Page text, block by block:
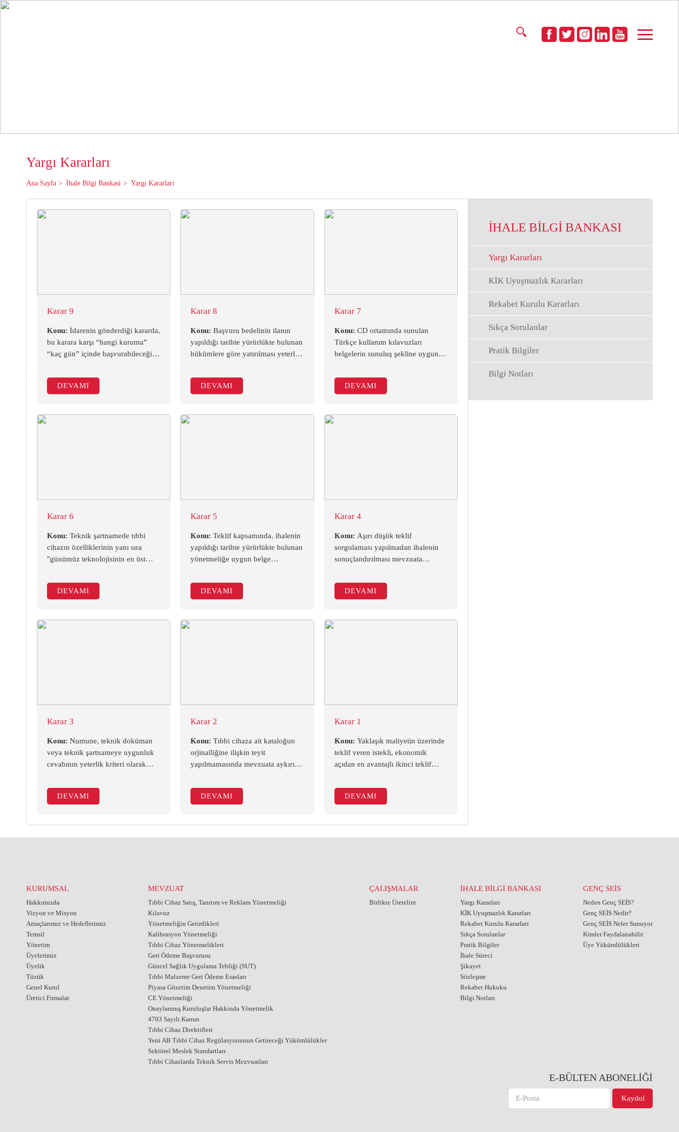
Yargı Kararları
Ana Sayfa İhale Bilgi Bankasi Yargı Kararları
Karar 9
Konu: İdarenin gönderdiği kararda,
bu karara karşı “hangi kuruma”
“kaç gün” içinde başvurabileceğine
nedir? (Mahkeme Kararı -Danıştay
DEVAMI
Karar 8
Konu: Başvuru bedelinin ilanın
yapıldığı tarihte yürürlükte bulunan
hükümlere göre yatırılması yeterli
DANIŞTAY)
DEVAMI
Karar 7
Konu: CD ortamında sunulan
Türkçe kullanım kılavuzları
belgelerin sunuluş şekline uygun
DANIŞTAY)
DEVAMI
Karar 6
Konu: Teknik şartnamede tıbbi
cihazın özelliklerinin yanı sıra
"günümüz teknolojisinin en üst
ekipman" ifadelerinin bulunması
ihalenin iptaline yol açar mı?
DEVAMI
Karar 5
Konu: Teklif kapsamında, ihalenin
yapıldığı tarihte yürürlükte bulunan
yönetmeliğe uygun belge
bulunmamaktadır. (Mahkeme
Kararı-DANIŞTAY)
DEVAMI
Karar 4
Konu: Aşırı düşük teklif
sorgulaması yapılmadan ihalenin
sonuçlandırılması mevzuata
MAHKEMESİ)
DEVAMI
Karar 3
Konu: Numune, teknik doküman
veya teknik şartnameye uygunluk
cevabının yeterlik kriteri olarak
uygunluk değerlendirmesi
tekliflerin değerlendirilmesi
DEVAMI
Karar 2
Konu: Tıbbi cihaza ait kataloğun
orjinalliğine ilişkin teyit
yapılmamasında mevzuata aykırılık
Kararı-DANIŞTAY)
DEVAMI
Karar 1
Konu: Yaklaşık maliyetin üzerinde
teklif veren istekli, ekonomik
açıdan en avantajlı ikinci teklif
başvuru ehliyeti vardır. (Mahkeme
Kararı-İDARE MAHKEMESİ)
DEVAMI
İHALE BİLGİ BANKASI
Yargı Kararları
KİK Uyuşmazlık Kararları
Rekabet Kurulu Kararları
Sıkça Sorulanlar
Pratik Bilgiler
Bilgi Notları
KURUMSAL
Hakkımızda
Vizyon ve Misyon
Amaçlarımız ve Hedeflerimiz
Temsil
Yönetim
Üyelerimiz
Üyelik
Tüzük
Genel Kurul
Üretici Firmalar
MEVZUAT
Tıbbi Cihaz Satış, Tanıtım ve Reklam Yönetmeliği
Kılavuz
Yönetmeliğin Getirdikleri
Kalibrasyon Yönetmeliği
Tıbbi Cihaz Yönetmelikleri
Geri Ödeme Başvurusu
Güncel Sağlık Uygulama Tebliği (SUT)
Tıbbi Malzeme Geri Ödeme Esasları
Piyasa Gözetim Denetim Yönetmeliği
CE Yönetmeliği
Onaylanmış Kuruluşlar Hakkında Yönetmelik
4703 Sayılı Kanun
Tıbbi Cihaz Direktifleri
Yeni AB Tıbbi Cihaz Regülasyonunun Getireceği Yükümlülükler
Sektörel Meslek Standartları
Tıbbi Cihazlarda Teknik Servis Mezvuatları
ÇALIŞMALAR
Birlikte Üretelim
İHALE BİLGİ BANKASI
Yargı Kararları
KİK Uyuşmazlık Kararları
Rekabet Kurulu Kararları
Sıkça Sorulanlar
Pratik Bilgiler
İhale Süreci
Şikayet
Sözleşme
Rekabet Hukuku
Bilgi Notları
GENÇ SEİS
Neden Genç SEİS?
Genç SEİS Nedir?
Genç SEİS Neler Sunuyor
Kimler Faydalanabilir
Üye Yükümlülükleri
E-BÜLTEN ABONELİĞİ